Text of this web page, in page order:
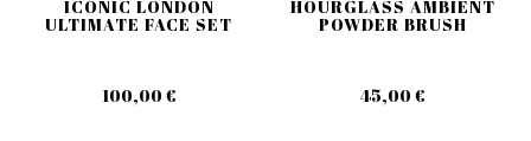
ICONIC LONDON
ULTIMATE FACE SET
100,00 €
HOURGLASS AMBIENT
POWDER BRUSH
45,00 €